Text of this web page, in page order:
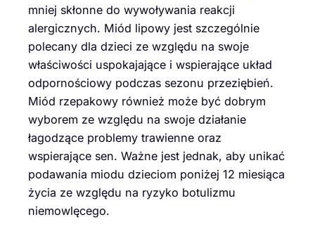
mniej skłonne do wywoływania reakcji
alergicznych. Miód lipowy jest szczególnie
polecany dla dzieci ze względu na swoje
właściwości uspokajające i wspierające układ
odpornościowy podczas sezonu przeziębień.
Miód rzepakowy również może być dobrym
wyborem ze względu na swoje działanie
łagodzące problemy trawienne oraz
wspierające sen. Ważne jest jednak, aby unikać
podawania miodu dzieciom poniżej 12 miesiąca
życia ze względu na ryzyko botulizmu
niemowlęcego.